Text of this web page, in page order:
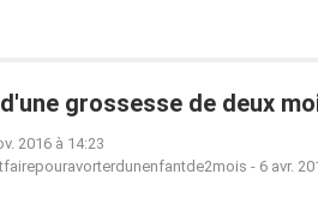
grossesse de deux
2016 à 14:23
- 6 avr.